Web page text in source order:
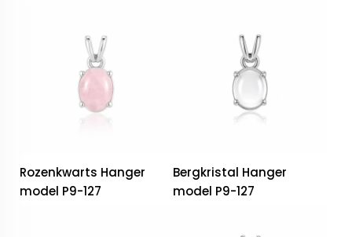
Rozenkwarts Hanger
model P9-127
Bergkristal Hanger
model P9-127